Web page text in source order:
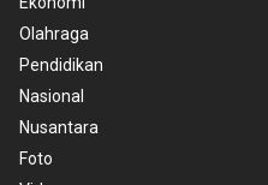
Olahraga
Pendidikan
Nasional
Nusantara
Foto